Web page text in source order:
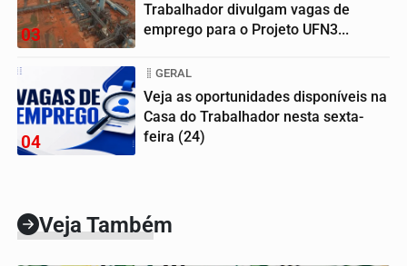
03
Trabalhador divulgam vagas de
emprego para o Projeto UFN3...
04
GERAL
Veja as oportunidades disponíveis na
Casa do Trabalhador nesta sexta-
feira (24)
Veja Também